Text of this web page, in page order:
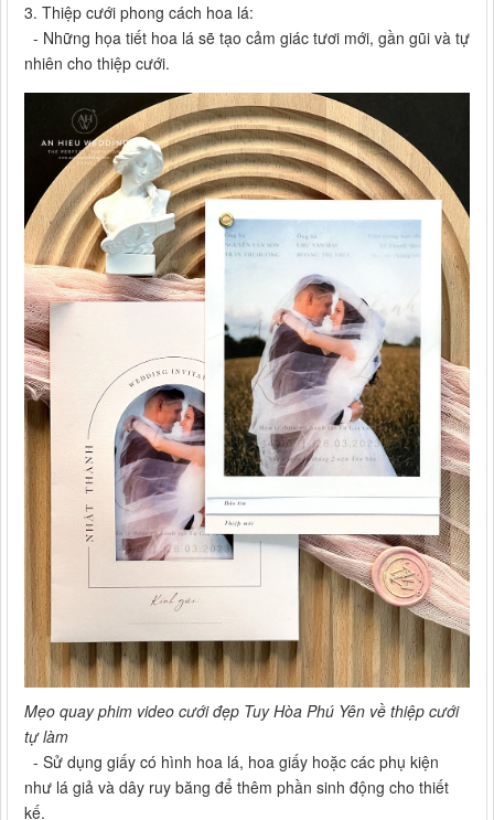
3. Thiệp cưới phong cách hoa lá:
- Những họa tiết hoa lá sẽ tạo cảm giác tươi mới, gần gũi và tự
nhiên cho thiệp cưới.
Mẹo quay phim video cưới đẹp Tuy Hòa Phú Yên về thiệp cưới
tự làm
- Sử dụng giấy có hình hoa lá, hoa giấy hoặc các phụ kiện
như lá giả và dây ruy băng để thêm phần sinh động cho thiết
kế.